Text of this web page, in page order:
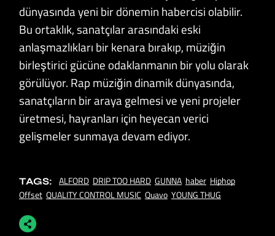
dünyasında yeni bir dönemin habercisi olabilir.
Bu ortaklık, sanatçılar arasındaki eski
anlaşmazlıkları bir kenara bırakıp, müziğin
birleştirici gücüne odaklanmanın bir yolu olarak
görülüyor. Rap müziğin dinamik dünyasında,
sanatçıların bir araya gelmesi ve yeni projeler
üretmesi, hayranları için heyecan verici
gelişmeler sunmaya devam ediyor.
TAGS: ALFORD DRIP TOO HARD GUNNA haber Hiphop
Offset QUALITY CONTROL MUSIC Quavo YOUNG THUG